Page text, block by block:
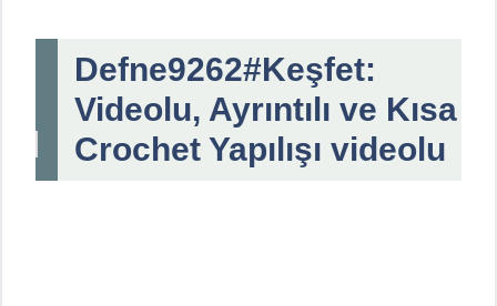
Defne9262#Keşfet:
Videolu, Ayrıntılı ve Kısa
Crochet Yapılışı videolu